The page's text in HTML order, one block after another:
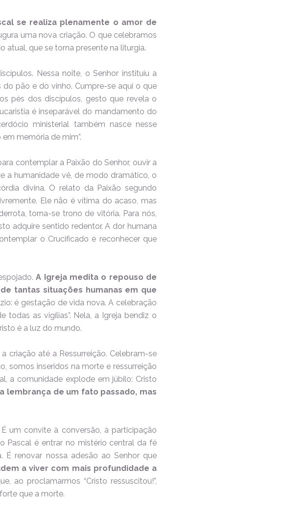
se realiza plenamente o amor de
uma nova criação. O que celebramos
atual, que se torna presente na liturgia.
Nessa noite, o Senhor instituiu a
do pão e do vinho. Cumpre-se aqui o que
pés dos discípulos, gesto que revela o
é inseparável do mandamento do
ministerial também nasce nesse
memória de mim”.
contemplar a Paixão do Senhor, ouvir a
a humanidade vê, de modo dramático, o
divina. O relato da Paixão segundo
Ele não é vítima do acaso, mas
torna-se trono de vitória. Para nós,
adquire sentido redentor. A dor humana
o Crucificado é reconhecer que
A Igreja medita o repouso de
tantas situações humanas em que
é gestação de vida nova. A celebração
todas as vigílias”. Nela, a Igreja bendiz o
é a luz do mundo.
criação até a Ressurreição. Celebram-se
somos inseridos na morte e ressurreição
a comunidade explode em júbilo: Cristo
lembrança de um fato passado, mas
um convite à conversão, à participação
Pascal é entrar no mistério central da fé
É renovar nossa adesão ao Senhor que
a viver com mais profundidade a
ao proclamarmos “Cristo ressuscitou!”,
que a morte.